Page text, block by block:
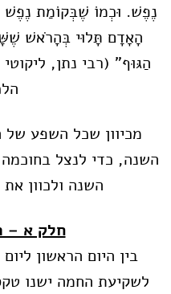
נֶפֶשׁ. וּכְמוֹ שֶׁבְּקוֹמַת
הָאָדָם תָּלוּי בְּהָרֹאשׁ
הַגּוּף" (רבי נתן,
מכיוון שכל השפע
השנה, כדי לנצל
השנה ולכוון
חלק א –
בין היום הראשון
לשקיעת החמה ישנו